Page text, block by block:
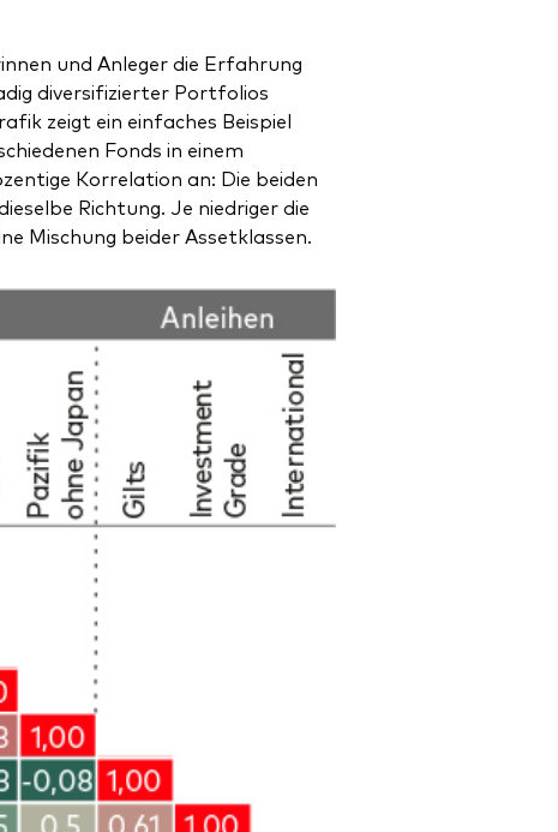
und Anleger die Erfahrung
diversifizierter Portfolios
zeigt ein einfaches Beispiel
Fonds in einem
Korrelation an: Die beiden
Richtung. Je niedriger die
Mischung beider Assetklassen.